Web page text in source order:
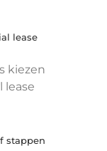
lease
kiezen
lease
stappen